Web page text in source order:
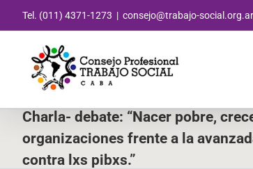
Tel. (011) 4371-1273 | consejo@trabajo-social.org.ar
Charla- debate: “Nacer pobre,
organizaciones frente a la
contra lxs pibxs.”